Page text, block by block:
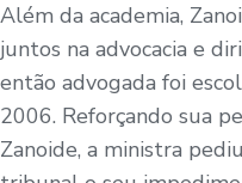
Além da academia,
juntos na advocacia e
então advogada foi
2006. Reforçando sua
Zanoide, a ministra